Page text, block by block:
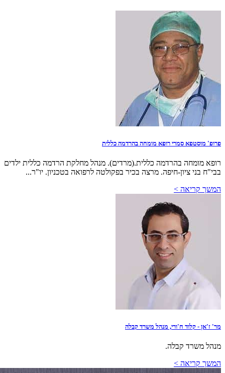
פרופ' מוסטפא סמרי רופא מומחה בהרדמה כללית
רופא מומחה בהרדמה כללית.(מרדים). מנהל מחלקת הרדמה כללית ילדים
בבי"ח בני ציון-חיפה. מרצה בכיר בפקולטה לרפואה בטכניון. יו"ר...
המשך קריאה >
מר' ז'אן - קלוד ח'ורי, מנהל משרד קבלה
מנהל משרד קבלה.
המשך קריאה >